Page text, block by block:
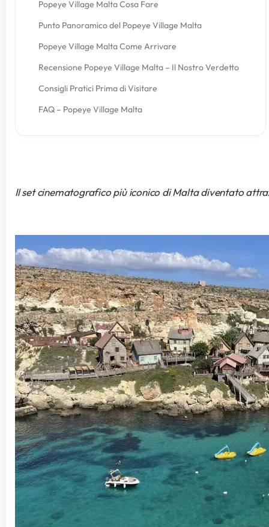
Popeye Village Malta Cosa Fare
Punto Panoramico del Popeye Village Malta
Popeye Village Malta Come Arrivare
Recensione Popeye Village Malta – Il Nostro Verdetto
Consigli Pratici Prima di Visitare
FAQ – Popeye Village Malta
Il set cinematografico più iconico di Malta diventato